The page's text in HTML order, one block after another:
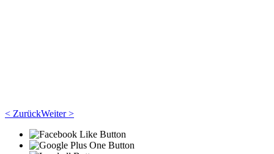
< ZurückWeiter >